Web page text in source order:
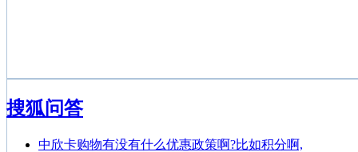
搜狐问答
中欣卡购物有没有什么优惠政策啊?比如积分啊,